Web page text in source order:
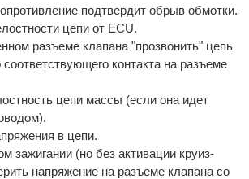
подтвердит обрыв обмотки.
цепи от ECU.
разъеме клапана "прозвонить" цепь
контакта на разъеме
цепи массы (если она идет
в цепи.
зажигании (но без активации круиз-
напряжение на разъеме клапана со